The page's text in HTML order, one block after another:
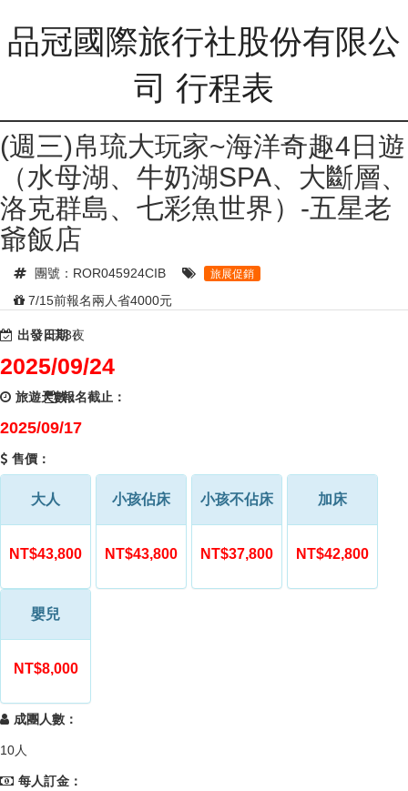
品冠國際旅行社股份有限公
司 行程表
(週三)帛琉大玩家~海洋奇趣4日遊
（水母湖、牛奶湖SPA、大斷層、
洛克群島、七彩魚世界）-五星老
爺飯店
團號：ROR045924CIB 旅展促銷
7/15前報名兩人省4000元
出發日期：
2025/09/24
旅遊天數：
4天3夜
報名截止：
2025/09/17
售價：
大人
NT$43,800
小孩佔床
NT$43,800
小孩不佔床
NT$37,800
加床
NT$42,800
嬰兒
NT$8,000
成團人數：
10人
每人訂金：